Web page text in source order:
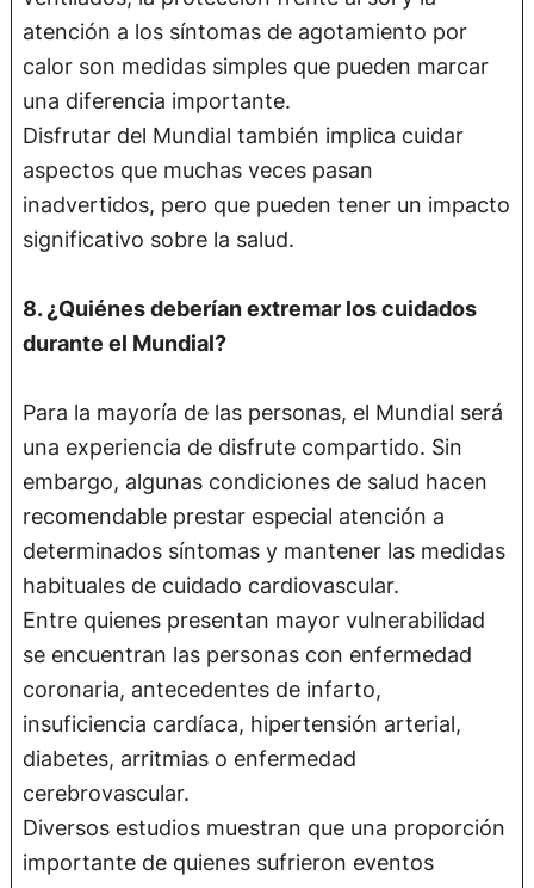
atención a los síntomas de agotamiento por
calor son medidas simples que pueden marcar
una diferencia importante.
Disfrutar del Mundial también implica cuidar
aspectos que muchas veces pasan
inadvertidos, pero que pueden tener un impacto
significativo sobre la salud.
8. ¿Quiénes deberían extremar los cuidados
durante el Mundial?
Para la mayoría de las personas, el Mundial será
una experiencia de disfrute compartido. Sin
embargo, algunas condiciones de salud hacen
recomendable prestar especial atención a
determinados síntomas y mantener las medidas
habituales de cuidado cardiovascular.
Entre quienes presentan mayor vulnerabilidad
se encuentran las personas con enfermedad
coronaria, antecedentes de infarto,
insuficiencia cardíaca, hipertensión arterial,
diabetes, arritmias o enfermedad
cerebrovascular.
Diversos estudios muestran que una proporción
importante de quienes sufrieron eventos